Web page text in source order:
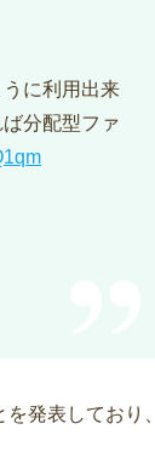
に利用出来
分配型ファ
発表しており、